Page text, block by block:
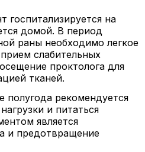
госпитализируется на
домой. В период
раны необходимо легкое
слабительных
проктолога для
тканей.
полугода рекомендуется
и питаться
является
и предотвращение